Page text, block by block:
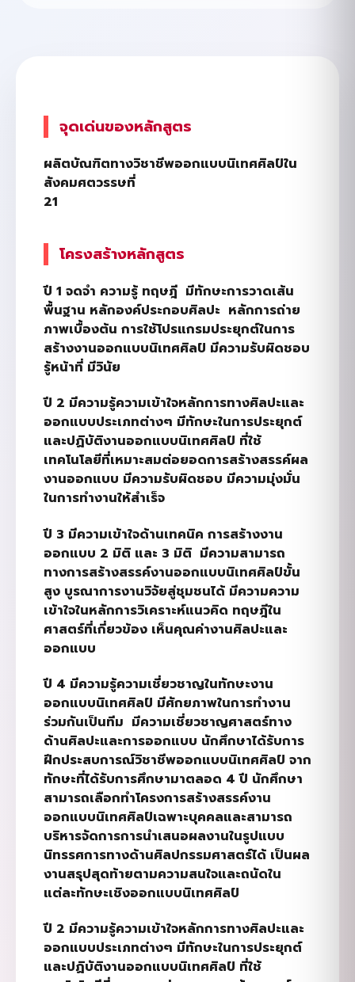
จุดเด่นของหลักสูตร
ผลิตบัณฑิตทางวิชาชีพออกแบบนิเทศศิลป์ใน
สังคมศตวรรษที่
21
โครงสร้างหลักสูตร
ปี 1 จดจำ ความรู้ ทฤษฎี มีทักษะการวาดเส้น
พื้นฐาน หลักองค์ประกอบศิลปะ หลักการถ่าย
ภาพเบื้องต้น การใช้โปรแกรมประยุกต์ในการ
สร้างงานออกแบบนิเทศศิลป์ มีความรับผิดชอบ
รู้หน้าที่ มีวินัย
ปี 2 มีความรู้ความเข้าใจหลักการทางศิลปะและ
ออกแบบประเภทต่างๆ มีทักษะในการประยุกต์
และปฏิบัติงานออกแบบนิเทศศิลป์ ที่ใช้
เทคโนโลยีที่เหมาะสมต่อยอดการสร้างสรรค์ผล
งานออกแบบ มีความรับผิดชอบ มีความมุ่งมั่น
ในการทำงานให้สำเร็จ
ปี 3 มีความเข้าใจด้านเทคนิค การสร้างงาน
ออกแบบ 2 มิติ และ 3 มิติ มีความสามารถ
ทางการสร้างสรรค์งานออกแบบนิเทศศิลป์ขั้น
สูง บูรณาการงานวิจัยสู่ชุมชนได้ มีความความ
เข้าใจในหลักการวิเคราะห์แนวคิด ทฤษฎีใน
ศาสตร์ที่เกี่ยวข้อง เห็นคุณค่างานศิลปะและ
ออกแบบ
ปี 4 มีความรู้ความเชี่ยวชาญในทักษะงาน
ออกแบบนิเทศศิลป์ มีศักยภาพในการทำงาน
ร่วมกันเป็นทีม มีความเชี่ยวชาญศาสตร์ทาง
ด้านศิลปะและการออกแบบ นักศึกษาได้รับการ
ฝึกประสบการณ์วิชาชีพออกแบบนิเทศศิลป์ จาก
ทักษะที่ได้รับการศึกษามาตลอด 4ปี นักศึกษา
สามารถเลือกทำโครงการสร้างสรรค์งาน
ออกแบบนิเทศศิลป์เฉพาะบุคคลและสามารถ
บริหารจัดการการนำเสนอผลงานในรูปแบบ
นิทรรศการทางด้านศิลปกรรมศาสตร์ได้ เป็นผล
งานสรุปสุดท้ายตามความสนใจและถนัดใน
แต่ละทักษะเชิงออกแบบนิเทศศิลป์
ปี 2 มีความรู้ความเข้าใจหลักการทางศิลปะและ
ออกแบบประเภทต่างๆ มีทักษะในการประยุกต์
และปฏิบัติงานออกแบบนิเทศศิลป์ ที่ใช้